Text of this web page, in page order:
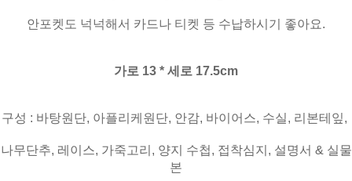
안포켓도 넉넉해서 카드나 티켓 등 수납하시기 좋아요.
가로 13 * 세로 17.5cm
구성 : 바탕원단, 아플리케원단, 안감, 바이어스, 수실, 리본테잎,
나무단추, 레이스, 가죽고리, 양지 수첩, 접착심지, 설명서 & 실물
본